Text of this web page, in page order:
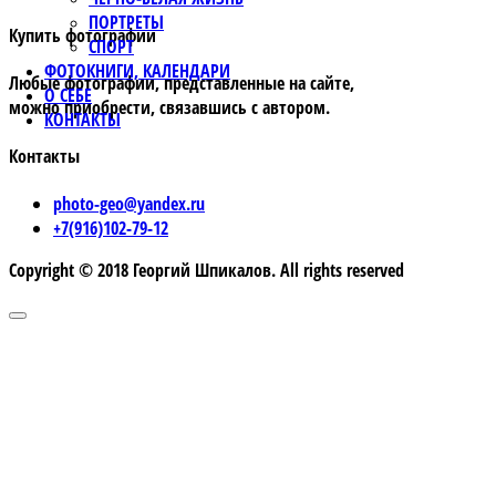
ПОРТРЕТЫ
СПОРТ
ФОТОКНИГИ, КАЛЕНДАРИ
О СЕБЕ
КОНТАКТЫ
Купить фотографии
Любые фотографии, представленные на сайте,
можно приобрести, связавшись с автором.
Контакты
photo-geo@yandex.ru
+7(916)102-79-12
Copyright © 2018 Георгий Шпикалов. All rights reserved